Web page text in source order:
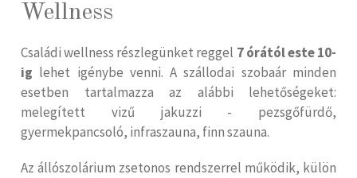
Wellness
Családi wellness részlegünket reggel 7 órától este 10-
ig lehet igénybe venni. A szállodai szobaár minden
esetben tartalmazza az alábbi lehetőségeket:
melegített vizű jakuzzi - pezsgőfürdő,
gyermekpancsoló, infraszauna, finn szauna.
Az állószolárium zsetonos rendszerrel működik, külön